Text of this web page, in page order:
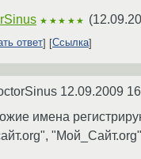
★★★★★ (
ответ Ссылка
12.09.2009
имена